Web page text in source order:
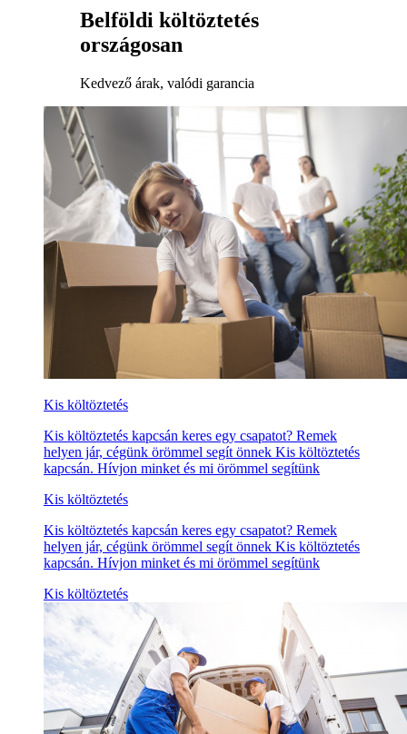
Belföldi költöztetés
országosan
Kedvező árak, valódi garancia
Kis költöztetés
Kis költöztetés kapcsán keres egy csapatot? Remek
helyen jár, cégünk örömmel segít önnek Kis költöztetés
kapcsán. Hívjon minket és mi örömmel segítünk
Kis költöztetés
Kis költöztetés kapcsán keres egy csapatot? Remek
helyen jár, cégünk örömmel segít önnek Kis költöztetés
kapcsán. Hívjon minket és mi örömmel segítünk
Kis költöztetés